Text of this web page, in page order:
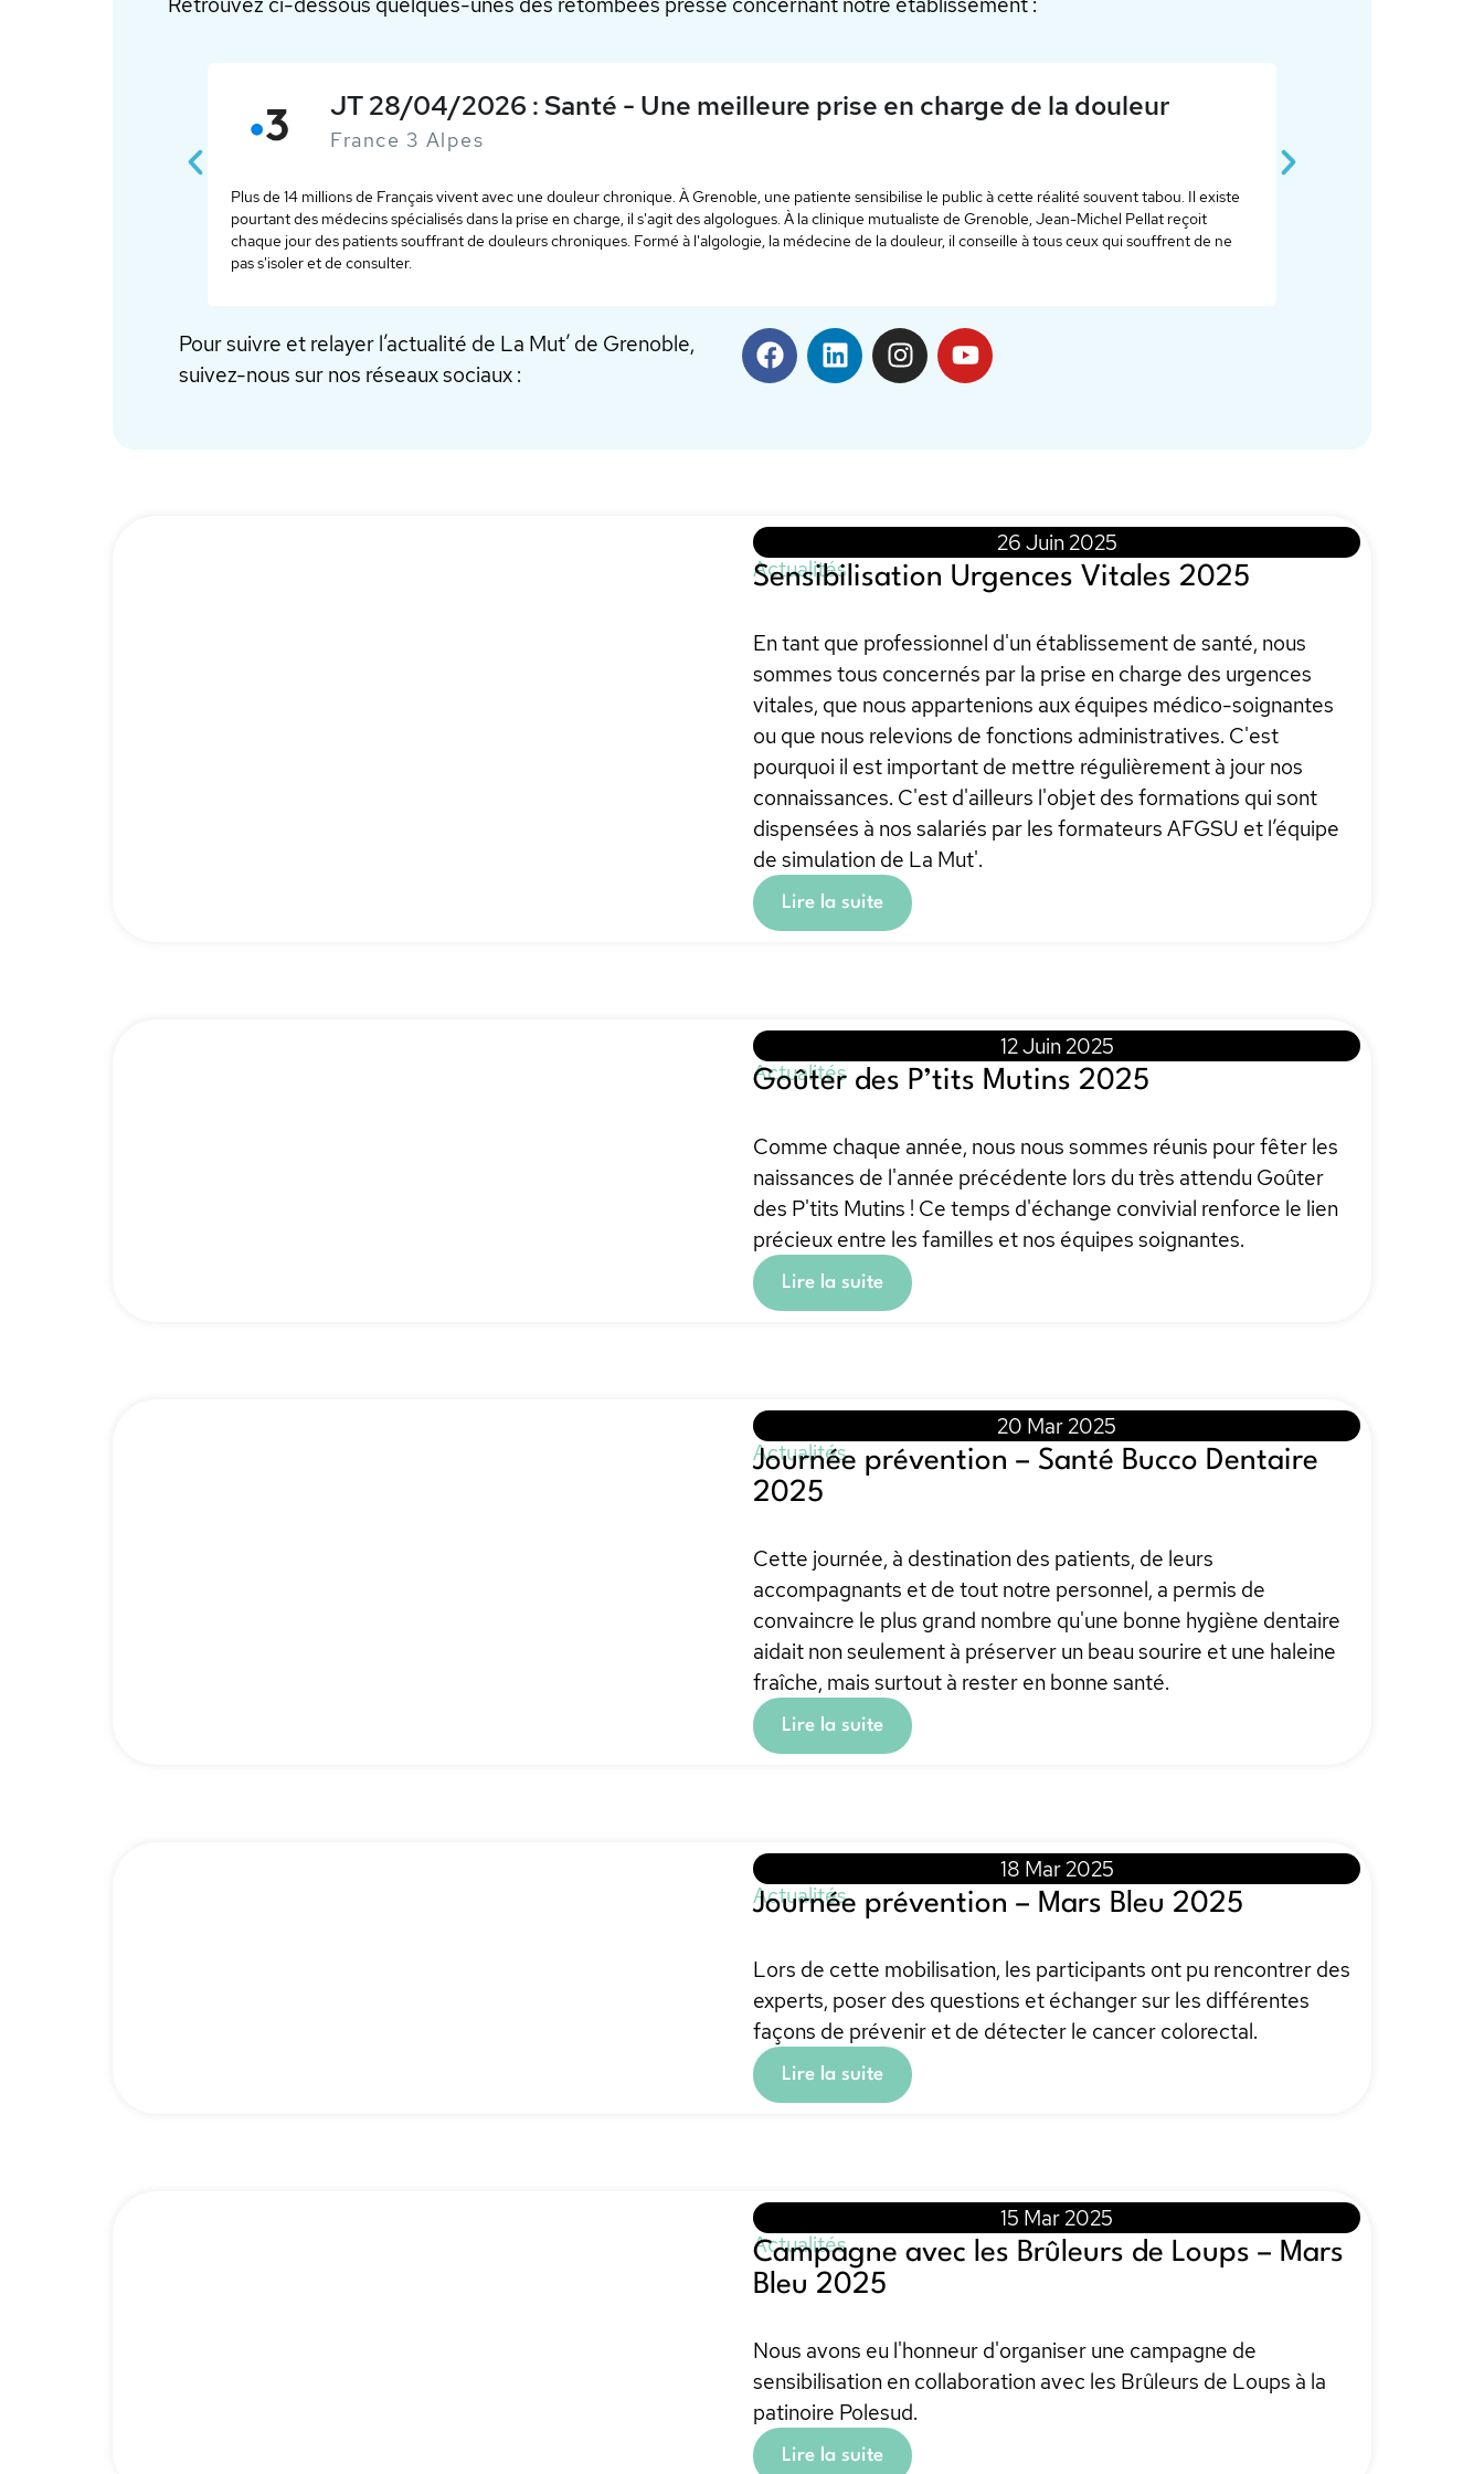
JT 28/04/2026 : Santé - Une meilleure prise en charge de la douleur
France 3 Alpes
Plus de 14 millions de Français vivent avec une douleur chronique. À Grenoble, une patiente sensibilise le public à cette réalité souvent tabou. Il existe
pourtant des médecins spécialisés dans la prise en charge, il s'agit des algologues. À la clinique mutualiste de Grenoble, Jean-Michel Pellat reçoit
chaque jour des patients souffrant de douleurs chroniques. Formé à l'algologie, la médecine de la douleur, il conseille à tous ceux qui souffrent de ne
pas s'isoler et de consulter.
Pour suivre et relayer l’actualité de La Mut’ de Grenoble,
suivez-nous sur nos réseaux sociaux :
26 Juin 2025
Actualités
Sensibilisation Urgences Vitales 2025
En tant que professionnel d'un établissement de santé, nous
sommes tous concernés par la prise en charge des urgences
vitales, que nous appartenions aux équipes médico-soignantes
ou que nous relevions de fonctions administratives. C'est
pourquoi il est important de mettre régulièrement à jour nos
connaissances. C'est d'ailleurs l'objet des formations qui sont
dispensées à nos salariés par les formateurs AFGSU et l’équipe
de simulation de La Mut'.
Lire la suite
12 Juin 2025
Actualités
Goûter des P’tits Mutins 2025
Comme chaque année, nous nous sommes réunis pour fêter les
naissances de l'année précédente lors du très attendu Goûter
des P'tits Mutins ! Ce temps d'échange convivial renforce le lien
précieux entre les familles et nos équipes soignantes.
Lire la suite
20 Mar 2025
Actualités
Journée prévention – Santé Bucco Dentaire
2025
Cette journée, à destination des patients, de leurs
accompagnants et de tout notre personnel, a permis de
convaincre le plus grand nombre qu'une bonne hygiène dentaire
aidait non seulement à préserver un beau sourire et une haleine
fraîche, mais surtout à rester en bonne santé.
Lire la suite
18 Mar 2025
Actualités
Journée prévention – Mars Bleu 2025
Lors de cette mobilisation, les participants ont pu rencontrer des
experts, poser des questions et échanger sur les différentes
façons de prévenir et de détecter le cancer colorectal.
Lire la suite
15 Mar 2025
Actualités
Campagne avec les Brûleurs de Loups – Mars
Bleu 2025
Nous avons eu l'honneur d'organiser une campagne de
sensibilisation en collaboration avec les Brûleurs de Loups à la
patinoire Polesud.
Lire la suite